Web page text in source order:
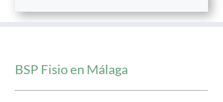
BSP Fisio en Málaga